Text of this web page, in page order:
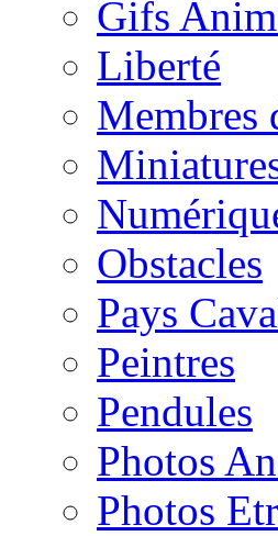
Gifs
Liberté
Membres
Obstacles
Pays
Peintres
Pendules
Photos
Photos